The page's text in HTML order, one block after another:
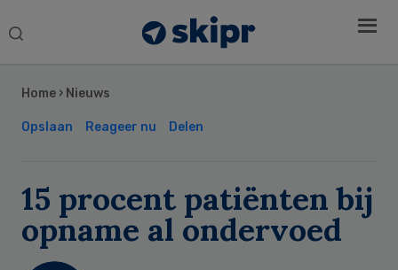
Search
Home › Nieuws
Opslaan Reageer nu Delen
15 procent patiënten bij
opname al ondervoed
Sidebar